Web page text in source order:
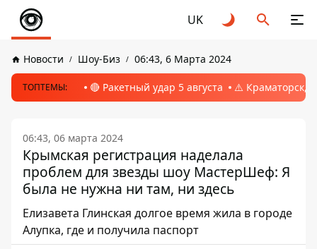
UK
Новости Шоу-Биз 06:43, 6 Марта 2024
ТОПТЕМЫ: 🔴 Ракетный удар 5 августа ⚠️ Краматорск,
06:43, 06 марта 2024
Крымская регистрация наделала
проблем для звезды шоу МастерШеф: Я
была не нужна ни там, ни здесь
Елизавета Глинская долгое время жила в городе
Алупка, где и получила паспорт